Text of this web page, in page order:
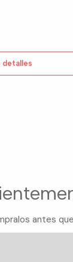
detalles
antes